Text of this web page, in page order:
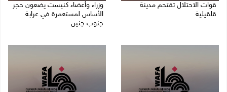
قوات الاحتلال تقتحم مدينة
قلقيلية
وزراء وأعضاء كنيست يضعون حجر
الأساس لمستعمرة في عرابة
جنوب جنين